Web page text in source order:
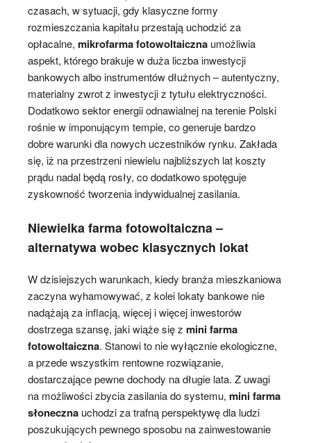
czasach, w sytuacji, gdy klasyczne formy
rozmieszczania kapitału przestają uchodzić za
opłacalne, mikrofarma fotowoltaiczna umożliwia
aspekt, którego brakuje w duża liczba inwestycji
bankowych albo instrumentów dłużnych – autentyczny,
materialny zwrot z inwestycji z tytułu elektryczności.
Dodatkowo sektor energii odnawialnej na terenie Polski
rośnie w imponującym tempie, co generuje bardzo
dobre warunki dla nowych uczestników rynku. Zakłada
się, iż na przestrzeni niewielu najbliższych lat koszty
prądu nadal będą rosły, co dodatkowo spotęguje
zyskowność tworzenia indywidualnej zasilania.
Niewielka farma fotowoltaiczna –
alternatywa wobec klasycznych lokat
W dzisiejszych warunkach, kiedy branża mieszkaniowa
zaczyna wyhamowywać, z kolei lokaty bankowe nie
nadążają za inflacją, więcej i więcej inwestorów
dostrzega szansę, jaki wiąże się z mini farma
fotowoltaiczna. Stanowi to nie wyłącznie ekologiczne,
a przede wszystkim rentowne rozwiązanie,
dostarczające pewne dochody na długie lata. Z uwagi
na możliwości zbycia zasilania do systemu, mini farma
słoneczna uchodzi za trafną perspektywę dla ludzi
poszukujących pewnego sposobu na zainwestowanie